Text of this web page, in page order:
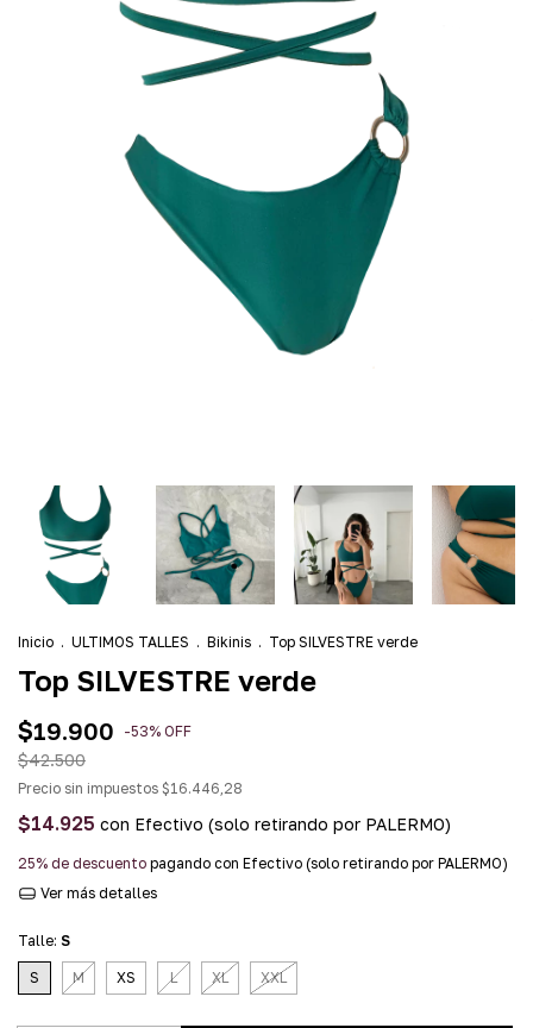
Inicio . ULTIMOS TALLES . Bikinis . Top SILVESTRE verde
Top SILVESTRE verde
$19.900 -53% OFF
$42.500
Precio sin impuestos $16.446,28
$14.925 con Efectivo (solo retirando por PALERMO)
25% de descuento pagando con Efectivo (solo retirando por PALERMO)
Ver más detalles
Talle: S
S M XS L XL XXL